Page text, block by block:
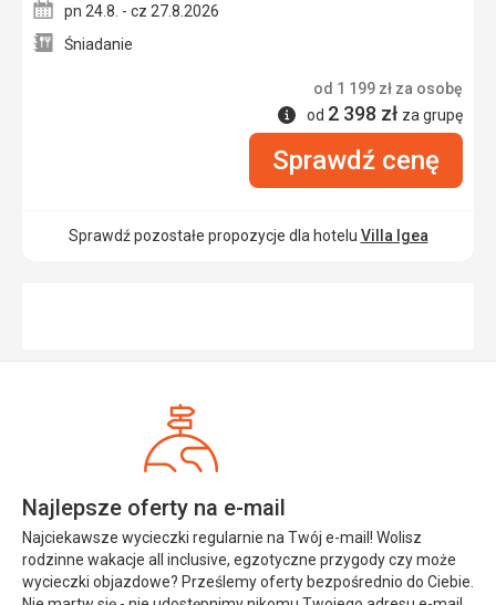
pn 24.8. - cz 27.8.2026
Śniadanie
od 1 199 zł za osobę
Informacje
od 2 398 zł za grupę
Sprawdź cenę
Sprawdź pozostałe propozycje dla hotelu Villa Igea
Najlepsze oferty na e-mail
Najciekawsze wycieczki regularnie na Twój e-mail! Wolisz
rodzinne wakacje all inclusive, egzotyczne przygody czy może
wycieczki objazdowe? Prześlemy oferty bezpośrednio do Ciebie.